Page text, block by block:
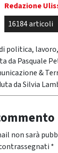
Redazione
16184 articoli
politica,
da Pasquale
&
da Silvia
non sarà
*